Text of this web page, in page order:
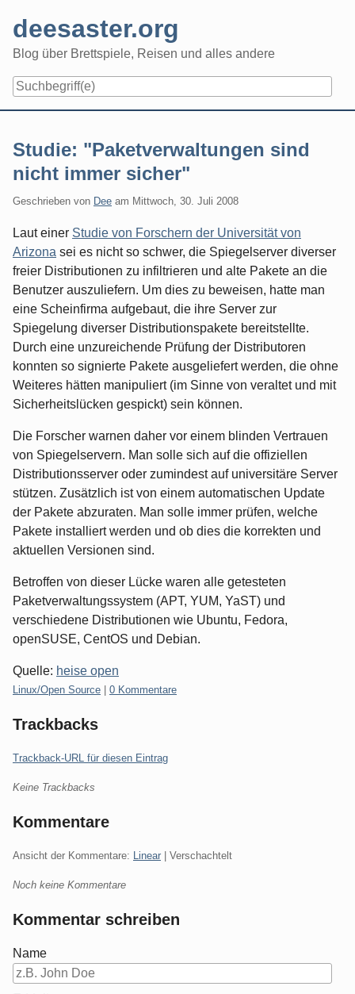
content
deesaster.org
Blog über Brettspiele, Reisen und alles andere
Studie: "Paketverwaltungen sind
nicht immer sicher"
Geschrieben von Dee am Mittwoch, 30. Juli 2008
Laut einer Studie von Forschern der Universität von
Arizona sei es nicht so schwer, die Spiegelserver diverser
freier Distributionen zu infiltrieren und alte Pakete an die
Benutzer auszuliefern. Um dies zu beweisen, hatte man
eine Scheinfirma aufgebaut, die ihre Server zur
Spiegelung diverser Distributionspakete bereitstellte.
Durch eine unzureichende Prüfung der Distributoren
konnten so signierte Pakete ausgeliefert werden, die ohne
Weiteres hätten manipuliert (im Sinne von veraltet und mit
Sicherheitslücken gespickt) sein können.
Die Forscher warnen daher vor einem blinden Vertrauen
von Spiegelservern. Man solle sich auf die offiziellen
Distributionsserver oder zumindest auf universitäre Server
stützen. Zusätzlich ist von einem automatischen Update
der Pakete abzuraten. Man solle immer prüfen, welche
Pakete installiert werden und ob dies die korrekten und
aktuellen Versionen sind.
Betroffen von dieser Lücke waren alle getesteten
Paketverwaltungssystem (APT, YUM, YaST) und
verschiedene Distributionen wie Ubuntu, Fedora,
openSUSE, CentOS und Debian.
Quelle: heise open
Kategorien:
Linux/Open Source 0 Kommentare
Trackbacks
Trackback-URL für diesen Eintrag
Keine Trackbacks
Kommentare
Ansicht der Kommentare: Linear | Verschachtelt
Noch keine Kommentare
Kommentar schreiben
Name